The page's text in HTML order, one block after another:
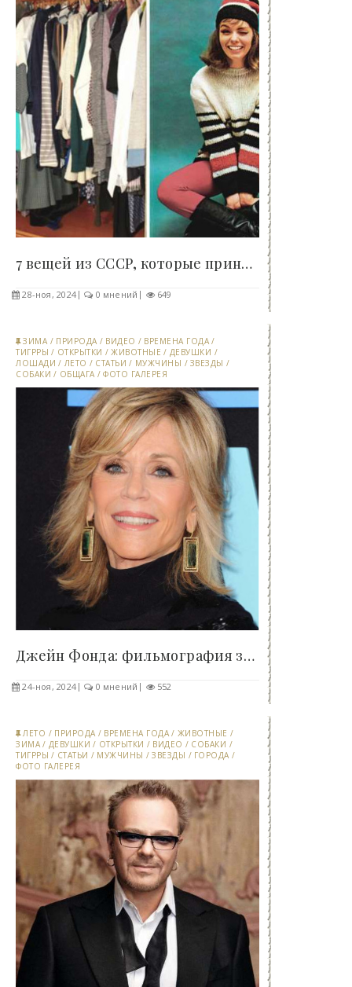
7 вещей из СССР, которые приносили страдания..
28-ноя, 2024 0 мнений 649
ЗИМА / ПРИРОДА / ВИДЕО / ВРЕМЕНА ГОДА /
ТИГРРЫ / ОТКРЫТКИ /ЖИВОТНЫЕ / ДЕВУШКИ /
ЛОШАДИ / ЛЕТО / СТАТЬИ / МУЖЧИНЫ / ЗВЕЗДЫ /
СОБАКИ / ОБЩАГА /ФОТО ГАЛЕРЕЯ
Джейн Фонда: фильмография звезды в ретроспективе..
24-ноя, 2024 0 мнений 552
ЛЕТО / ПРИРОДА / ВРЕМЕНА ГОДА / ЖИВОТНЫЕ /
ЗИМА / ДЕВУШКИ / ОТКРЫТКИ / ВИДЕО / СОБАКИ /
ТИГРРЫ / СТАТЬИ / МУЖЧИНЫ /ЗВЕЗДЫ / ГОРОДА /
ФОТО ГАЛЕРЕЯ